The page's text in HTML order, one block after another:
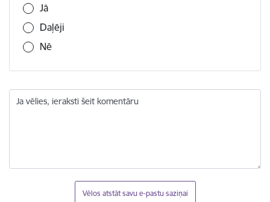
Jā
Daļēji
Nē
Ja vēlies, ieraksti šeit komentāru
Vēlos atstāt savu e-pastu saziņai